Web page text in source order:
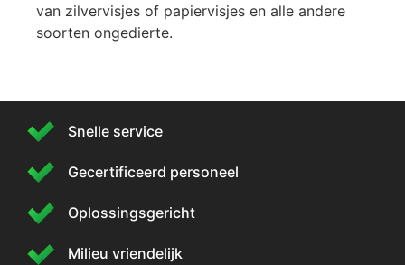
van zilvervisjes of papiervisjes en alle andere
soorten ongedierte.
Snelle service
Gecertificeerd personeel
Oplossingsgericht
Milieu vriendelijk